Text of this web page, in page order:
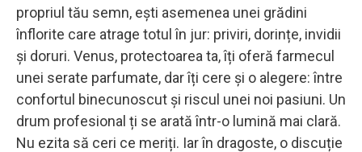
propriul tău semn, ești asemenea unei grădini
înflorite care atrage totul în jur: priviri, dorințe, invidii
și doruri. Venus, protectoarea ta, îți oferă farmecul
unei serate parfumate, dar îți cere și o alegere: între
confortul binecunoscut și riscul unei noi pasiuni. Un
drum profesional ți se arată într-o lumină mai clară.
Nu ezita să ceri ce meriți. Iar în dragoste, o discuție